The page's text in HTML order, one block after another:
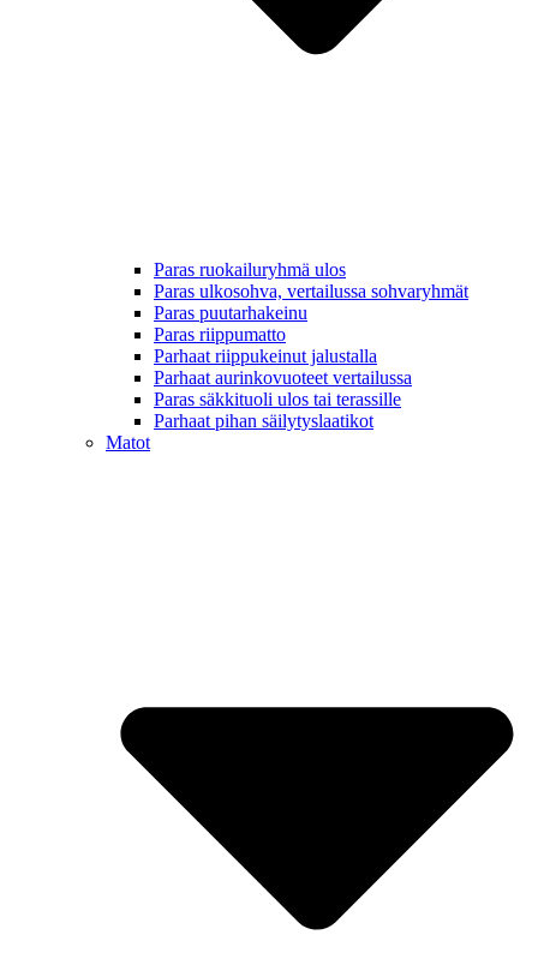
Paras ruokailuryhmä ulos
Paras ulkosohva, vertailussa sohvaryhmät
Paras puutarhakeinu
Paras riippumatto
Parhaat riippukeinut jalustalla
Parhaat aurinkovuoteet vertailussa
Paras säkkituoli ulos tai terassille
Parhaat pihan säilytyslaatikot
Matot